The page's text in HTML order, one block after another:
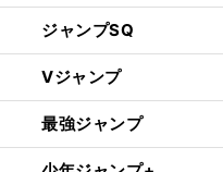
ジャンプSQ
Vジャンプ
最強ジャンプ